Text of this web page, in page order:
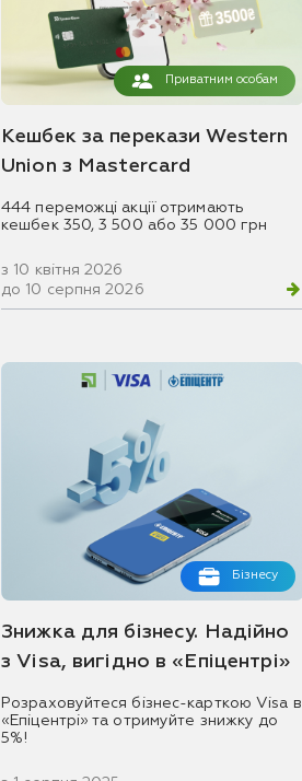
Приватним особам
Кешбек за перекази Western
Union з Mastercard
444 переможці акції отримають
кешбек 350, 3 500 або 35 000 грн
з 10 квітня 2026
до 10 серпня 2026
Бізнесу
Знижка для бізнесу. Надійно
з Visa, вигідно в «Епіцентрі»
Розраховуйтеся бізнес-карткою Visa в
«Епіцентрі» та отримуйте знижку до
5%!